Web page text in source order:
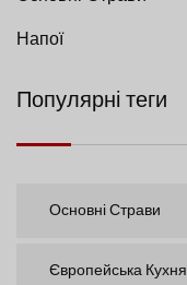
Напої
Популярні теги
Основні Страви
Європейська Кухня